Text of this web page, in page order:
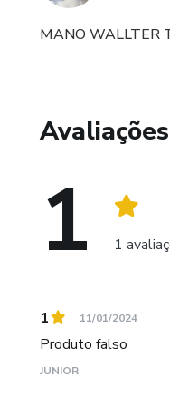
MANO WALLTER
Avaliações
1 1
1 11/01/2024
Produto falso
JUNIOR